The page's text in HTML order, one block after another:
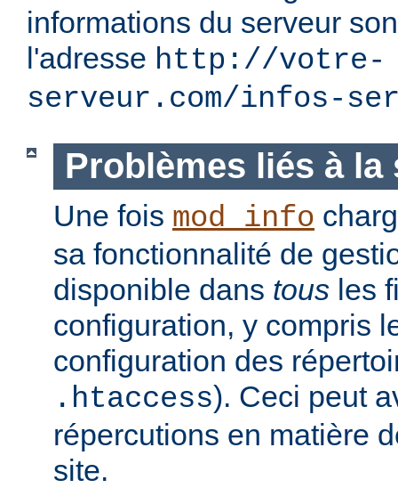
informations du serveur
l'adresse http://votre-
serveur.com/infos-
Problèmes liés à la
Une fois mod_info
sa fonctionnalité de
disponible dans tous les
configuration, y compris
configuration des
.htaccess). Ceci peut
répercutions en matière
site.